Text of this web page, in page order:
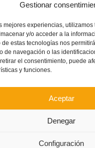
Gestionar
mejores experiencias,
y/o acceder a la
estas tecnologías nos
de navegación o las
el consentimiento, puede
y funciones.
Aceptar
Denegar
Configuración
calendario del grupo VI de
para la temporada 2026/
4 de agosto
curso de Entrenador de
– Normas generales de las